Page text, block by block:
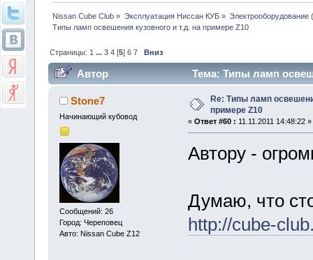
Nissan Cube Club » Эксплуатация Ниссан КУБ» Электрооборудование
Типы ламп освешения кузовного и т.д. на примере Z10
Страницы: 1 ...3 4 [5]6 7 Вниз
Автор Тема: Типы ламп
Stone7
Начинающий кубовод
Сообщений: 26
Город: Череповец
Авто: Nissan Cube Z12
Re: Типы ламп
примере Z10
« Ответ #60 : 11.11.2011 14:48:22 »
Автору -
Думаю, что
http://cube-